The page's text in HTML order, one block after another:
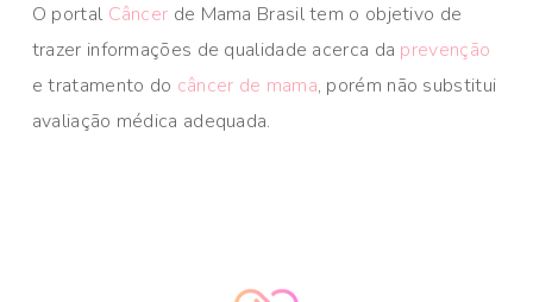
O portal Câncer de Mama Brasil tem o objetivo de
trazer informações de qualidade acerca da prevenção
e tratamento do câncer de mama, porém não substitui
avaliação médica adequada.